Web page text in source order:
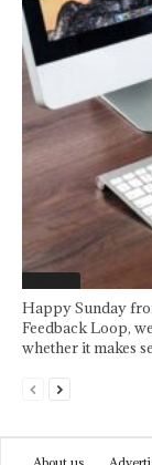
Happy Sunday
Feedback Loop,
whether it makes